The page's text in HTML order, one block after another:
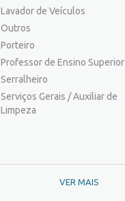
Lavador de Veículos
Outros
Porteiro
Professor de Ensino Superior
Serralheiro
Serviços Gerais / Auxiliar de
Limpeza
VER MAIS